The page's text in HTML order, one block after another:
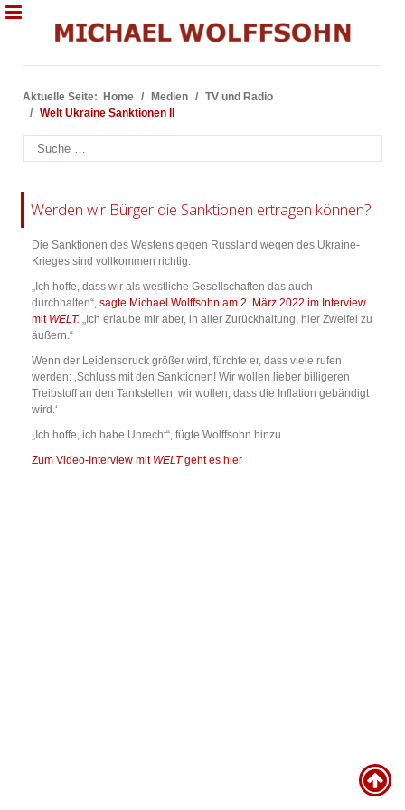
Aktuelle Seite: Home Medien
TV und Radio
Welt Ukraine Sanktionen II
Suchen
Werden wir Bürger die Sanktionen ertragen können?
Die Sanktionen des Westens gegen Russland wegen des Ukraine-
Krieges sind vollkommen richtig.
„Ich hoffe, dass wir als westliche Gesellschaften das auch
durchhalten“, sagte Michael Wolffsohn am 2. März 2022 im Interview
mit WELT. „Ich erlaube mir aber, in aller Zurückhaltung, hier Zweifel zu
äußern.“
Wenn der Leidensdruck größer wird, fürchte er, dass viele rufen
werden: ‚Schluss mit den Sanktionen! Wir wollen lieber billigeren
Treibstoff an den Tankstellen, wir wollen, dass die Inflation gebändigt
wird.‘
„Ich hoffe, ich habe Unrecht“, fügte Wolffsohn hinzu.
Zum Video-Interview mit WELTgeht es hier